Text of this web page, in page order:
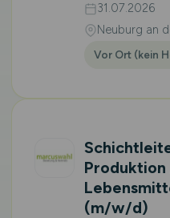
31.07.2026
Neuburg an
Vor Ort (kein
(m/w/d)